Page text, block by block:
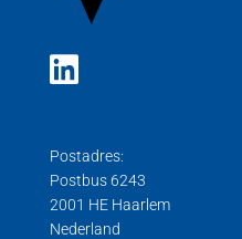
Postadres:
Postbus 6243
2001 HE Haarlem
Nederland